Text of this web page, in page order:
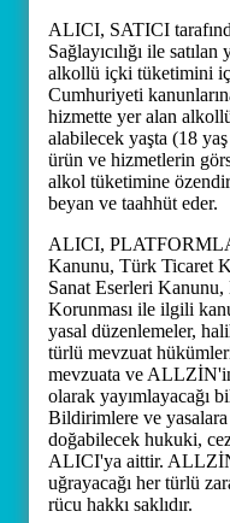
ALICI, SATICI
Sağlayıcılığı ile
alkollü içki tüketimini
Cumhuriyeti
hizmette yer alan
alabilecek yaşta (18
ürün ve hizmetlerin
alkol tüketimine
beyan ve taahhüt eder.
ALICI,
Kanunu, Türk Ticaret
Sanat Eserleri Kanunu,
Korunması ile ilgili
yasal düzenlemeler,
türlü mevzuat
mevzuata ve
olarak yayımlayacağı
Bildirimlere ve yasalara
doğabilecek hukuki,
ALICI'ya aittir.
uğrayacağı her türlü
rücu hakkı saklıdır.